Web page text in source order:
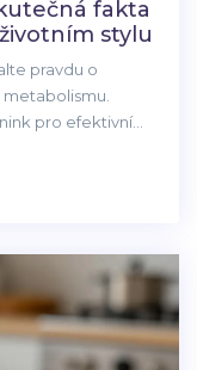
fakta
stylu
pravdu o
pro efektivní